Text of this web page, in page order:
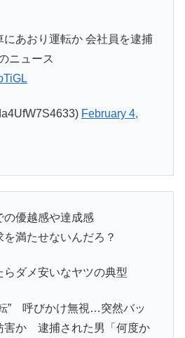
にあおり運転か 会社員を逮捕
ニュース
February 4,
の優越感や達成感
満たせないんだろ？
らダメ安いなヤツの典型
” 呼びかけ無視…突然バッ
害か 逮捕された男「何度か